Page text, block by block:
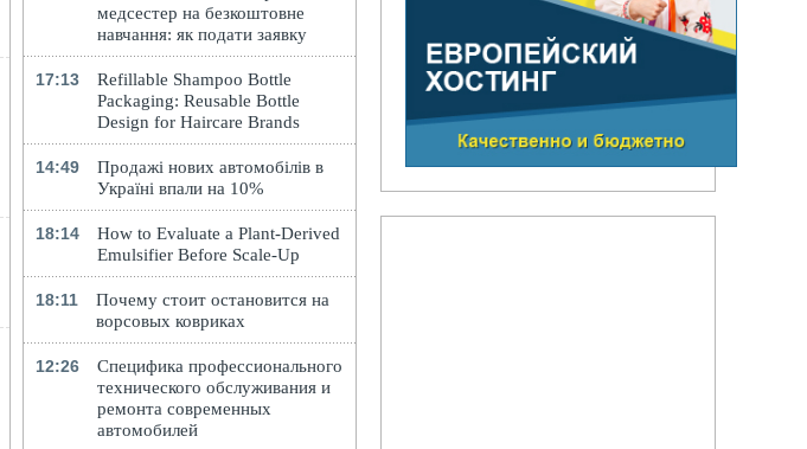
медсестер на безкоштовне
навчання: як подати заявку
17:13
Refillable Shampoo Bottle
Packaging: Reusable Bottle
Design for Haircare Brands
14:49
Продажі нових автомобілів в
Україні впали на 10%
18:14
How to Evaluate a Plant-Derived
Emulsifier Before Scale-Up
18:11
Почему стоит остановится на
ворсовых ковриках
12:26
Специфика профессионального
технического обслуживания и
ремонта современных
автомобилей